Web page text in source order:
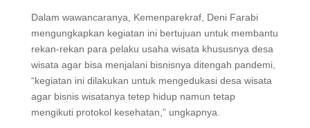
Dalam wawancaranya, Kemenparekraf, Deni Farabi
mengungkapkan kegiatan ini bertujuan untuk membantu
rekan-rekan para pelaku usaha wisata khususnya desa
wisata agar bisa menjalani bisnisnya ditengah pandemi,
“kegiatan ini dilakukan untuk mengedukasi desa wisata
agar bisnis wisatanya tetep hidup namun tetap
mengikuti protokol kesehatan,” ungkapnya.